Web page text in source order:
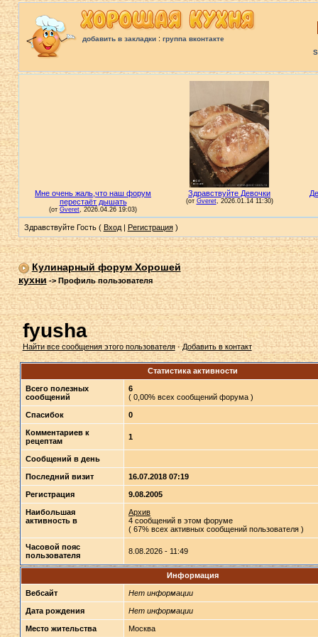
добавить в закладки: группа вконтакте
Здравствуйте Гость ( Вход| Регистрация)
Кулинарный форум Хорошей
кухни->Профиль пользователя
fyusha
Найти все сообщения этого пользователя·Добавить в контакт
Статистика активности
Всего полезных
сообщений
6
( 0,00% всех сообщений форума )
Спасибок 0
Комментариев к
рецептам
1
Сообщений в день
Последний визит 16.07.2018 07:19
Регистрация 9.08.2005
Наибольшая
активность в
Архив
4 сообщений в этом форуме
( 67% всех активных сообщений пользователя )
Часовой пояс
пользователя
8.08.2026 - 11:49
Информация
Вебсайт Нет информации
Дата рождения Нет информации
Место жительства Москва